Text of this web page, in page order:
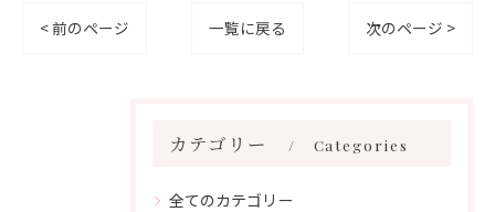
< 前のページ 一覧に戻る 次のページ >
カテゴリー Categories
全てのカテゴリー